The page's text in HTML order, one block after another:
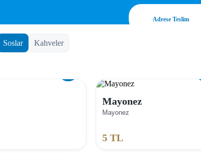
Adrese Teslim
Soslar Kahveler
Mayonez
Mayonez
5TL